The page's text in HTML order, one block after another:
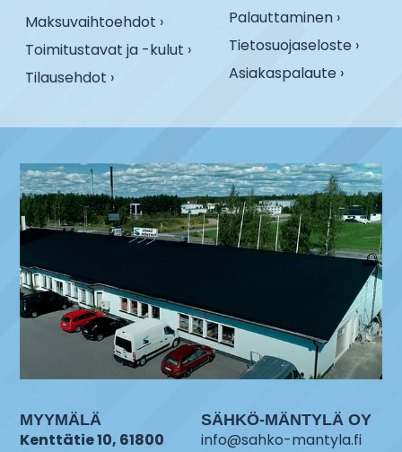
Maksuvaihtoehdot ›
Toimitustavat ja -kulut ›
Tilausehdot ›
Palauttaminen ›
Tietosuojaseloste ›
Asiakaspalaute ›
MYYMÄLÄ
Kenttätie 10, 61800
SÄHKÖ-MÄNTYLÄ OY
info@sahko-mantyla.fi